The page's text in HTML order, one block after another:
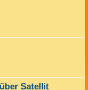
Satellit